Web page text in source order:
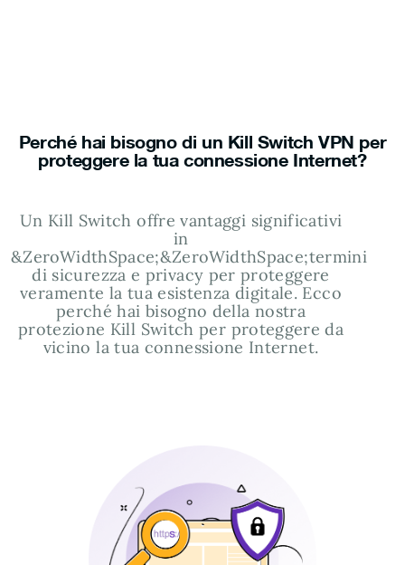
Perché hai bisogno di un Kill Switch VPN per
proteggere la tua connessione Internet?
Un Kill Switch offre vantaggi significativi
in
&ZeroWidthSpace;&ZeroWidthSpace;termini
di sicurezza e privacy per proteggere
veramente la tua esistenza digitale. Ecco
perché hai bisogno della nostra
protezione Kill Switch per proteggere da
vicino la tua connessione Internet.